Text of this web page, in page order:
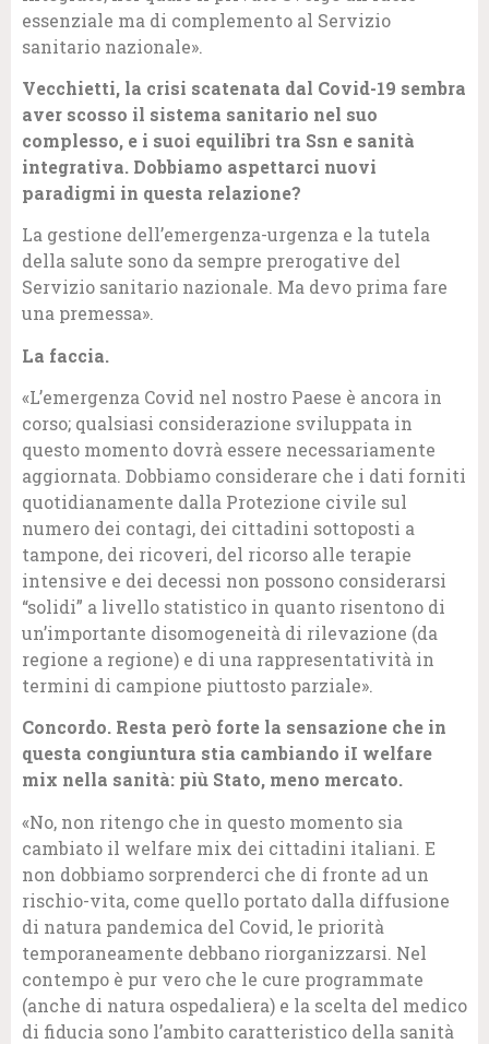
essenziale ma di complemento al Servizio
sanitario nazionale».
Vecchietti, la crisi scatenata dal Covid-19 sembra
aver scosso il sistema sanitario nel suo
complesso, e i suoi equilibri tra Ssn e sanità
integrativa. Dobbiamo aspettarci nuovi
paradigmi in questa relazione?
La gestione dell’emergenza-urgenza e la tutela
della salute sono da sempre prerogative del
Servizio sanitario nazionale. Ma devo prima fare
una premessa».
La faccia.
«L’emergenza Covid nel nostro Paese è ancora in
corso; qualsiasi considerazione sviluppata in
questo momento dovrà essere necessariamente
aggiornata. Dobbiamo considerare che i dati forniti
quotidianamente dalla Protezione civile sul
numero dei contagi, dei cittadini sottoposti a
tampone, dei ricoveri, del ricorso alle terapie
intensive e dei decessi non possono considerarsi
“solidi” a livello statistico in quanto risentono di
un’importante disomogeneità di rilevazione (da
regione a regione) e di una rappresentatività in
termini di campione piuttosto parziale».
Concordo. Resta però forte la sensazione che in
questa congiuntura stia cambiando iI welfare
mix nella sanità: più Stato, meno mercato.
«No, non ritengo che in questo momento sia
cambiato il welfare mix dei cittadini italiani. E
non dobbiamo sorprenderci che di fronte ad un
rischio-vita, come quello portato dalla diffusione
di natura pandemica del Covid, le priorità
temporaneamente debbano riorganizzarsi. Nel
contempo è pur vero che le cure programmate
(anche di natura ospedaliera) e la scelta del medico
di fiducia sono l’ambito caratteristico della sanità